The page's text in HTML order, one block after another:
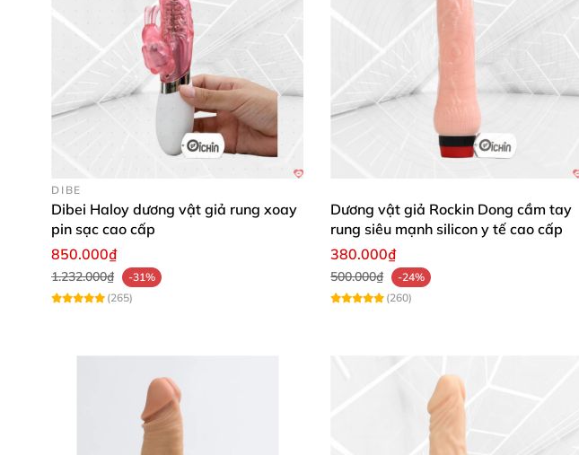
DIBE
Dibei Haloy dương vật giả rung xoay
pin sạc cao cấp
850.000₫
1.232.000₫
-31%
(265)
Dương vật giả Rockin Dong cầm tay
rung siêu mạnh silicon y tế cao cấp
380.000₫
500.000₫
-24%
(260)